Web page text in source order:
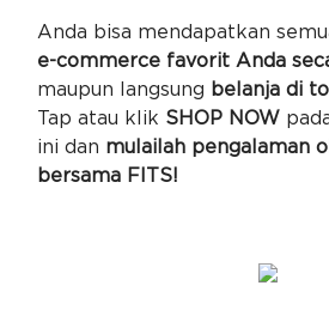
Anda bisa mendapatkan
e-commerce favorit Anda
maupun langsung belanja di
Tap atau klik SHOP NOW
ini dan mulailah pengalaman
bersama FITS!